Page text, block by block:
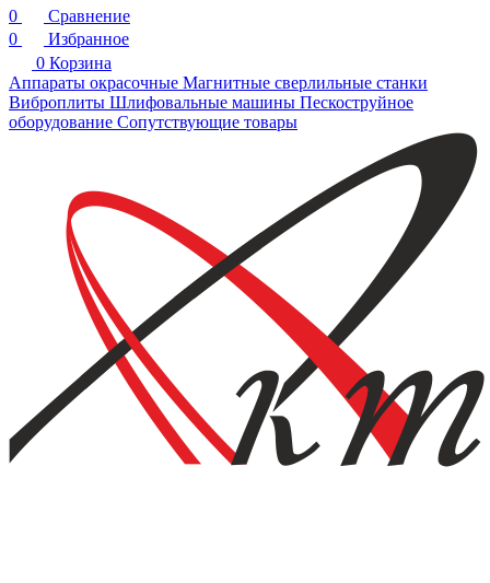
0
Сравнение
0
Избранное
0 Корзина
Аппараты окрасочные Магнитные сверлильные станки
Виброплиты Шлифовальные машины Пескоструйное
оборудование Сопутствующие товары